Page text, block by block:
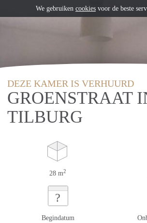
DEZE KAMER IS VERHUURD
GROENSTRAAT
TILBURG
28 m2
?
Begindatum
We gebruiken cookies voor de beste